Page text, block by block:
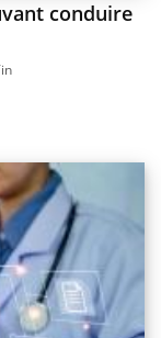
conduire